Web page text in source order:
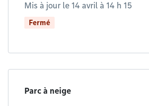
Mis à jour le 14 avril à 14 h 15
Fermé
Parc à neige